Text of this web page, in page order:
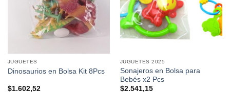
JUGUETES
Dinosaurios en Bolsa Kit 8Pcs
$1.602,52
JUGUETES 2025
Sonajeros en Bolsa para
Bebés x2 Pcs
$2.541,15